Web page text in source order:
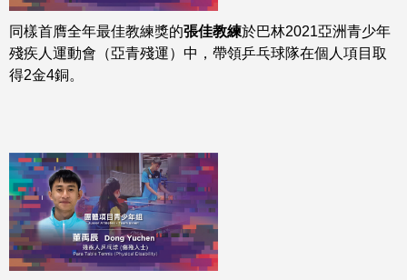
同樣首膺全年最佳教練獎的 張佳教練於巴林2021亞洲青少年
殘疾人運動會（亞青殘運）中，帶領乒乓球隊在個人項目取